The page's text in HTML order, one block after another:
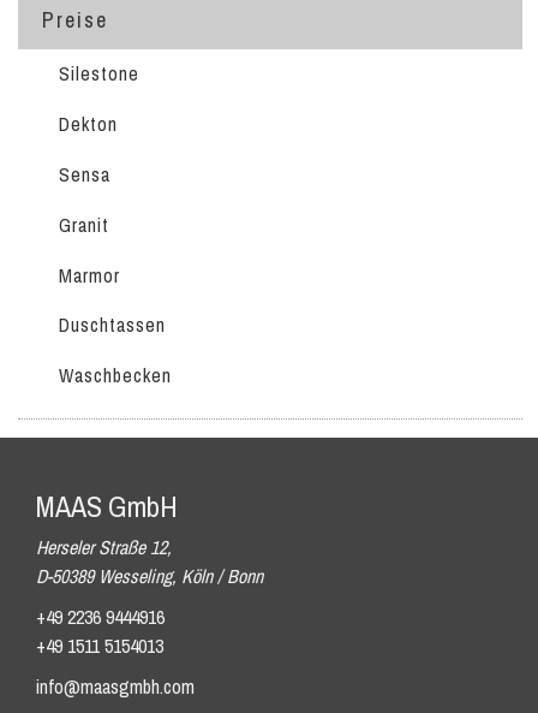
Preise
Silestone
Dekton
Sensa
Granit
Marmor
Duschtassen
Waschbecken
MAAS GmbH
Herseler Straße 12,
D-50389 Wesseling, Köln / Bonn
+49 2236 9444916
+49 1511 5154013
info@maasgmbh.com